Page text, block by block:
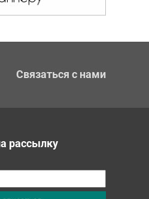
Связаться с нами
рассылку